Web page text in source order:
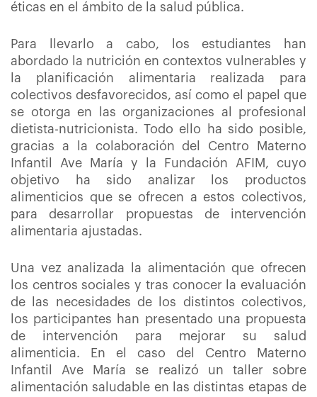
éticas en el ámbito de la salud pública.
Para llevarlo a cabo, los estudiantes han
abordado la nutrición en contextos vulnerables y
la planificación alimentaria realizada para
colectivos desfavorecidos, así como el papel que
se otorga en las organizaciones al profesional
dietista-nutricionista. Todo ello ha sido posible,
gracias a la colaboración del Centro Materno
Infantil Ave María y la Fundación AFIM, cuyo
objetivo ha sido analizar los productos
alimenticios que se ofrecen a estos colectivos,
para desarrollar propuestas de intervención
alimentaria ajustadas.
Una vez analizada la alimentación que ofrecen
los centros sociales y tras conocer la evaluación
de las necesidades de los distintos colectivos,
los participantes han presentado una propuesta
de intervención para mejorar su salud
alimenticia. En el caso del Centro Materno
Infantil Ave María se realizó un taller sobre
alimentación saludable en las distintas etapas de